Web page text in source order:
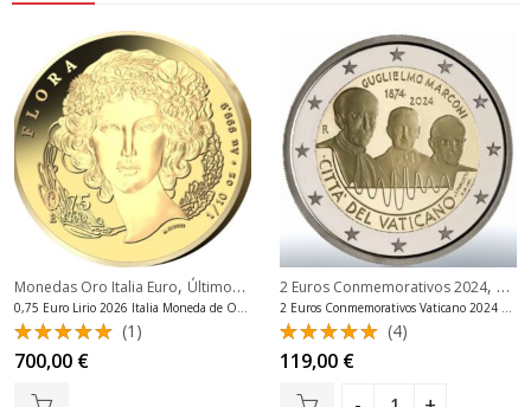
Monedas Oro Italia Euro, Últimos 20 Productos
Valorado
con5.00
de 5
(1)
700,00 €
2 Euros Conmemorativos 2024, 2
Valorado
con5.00
de 5
(4)
119,00 €